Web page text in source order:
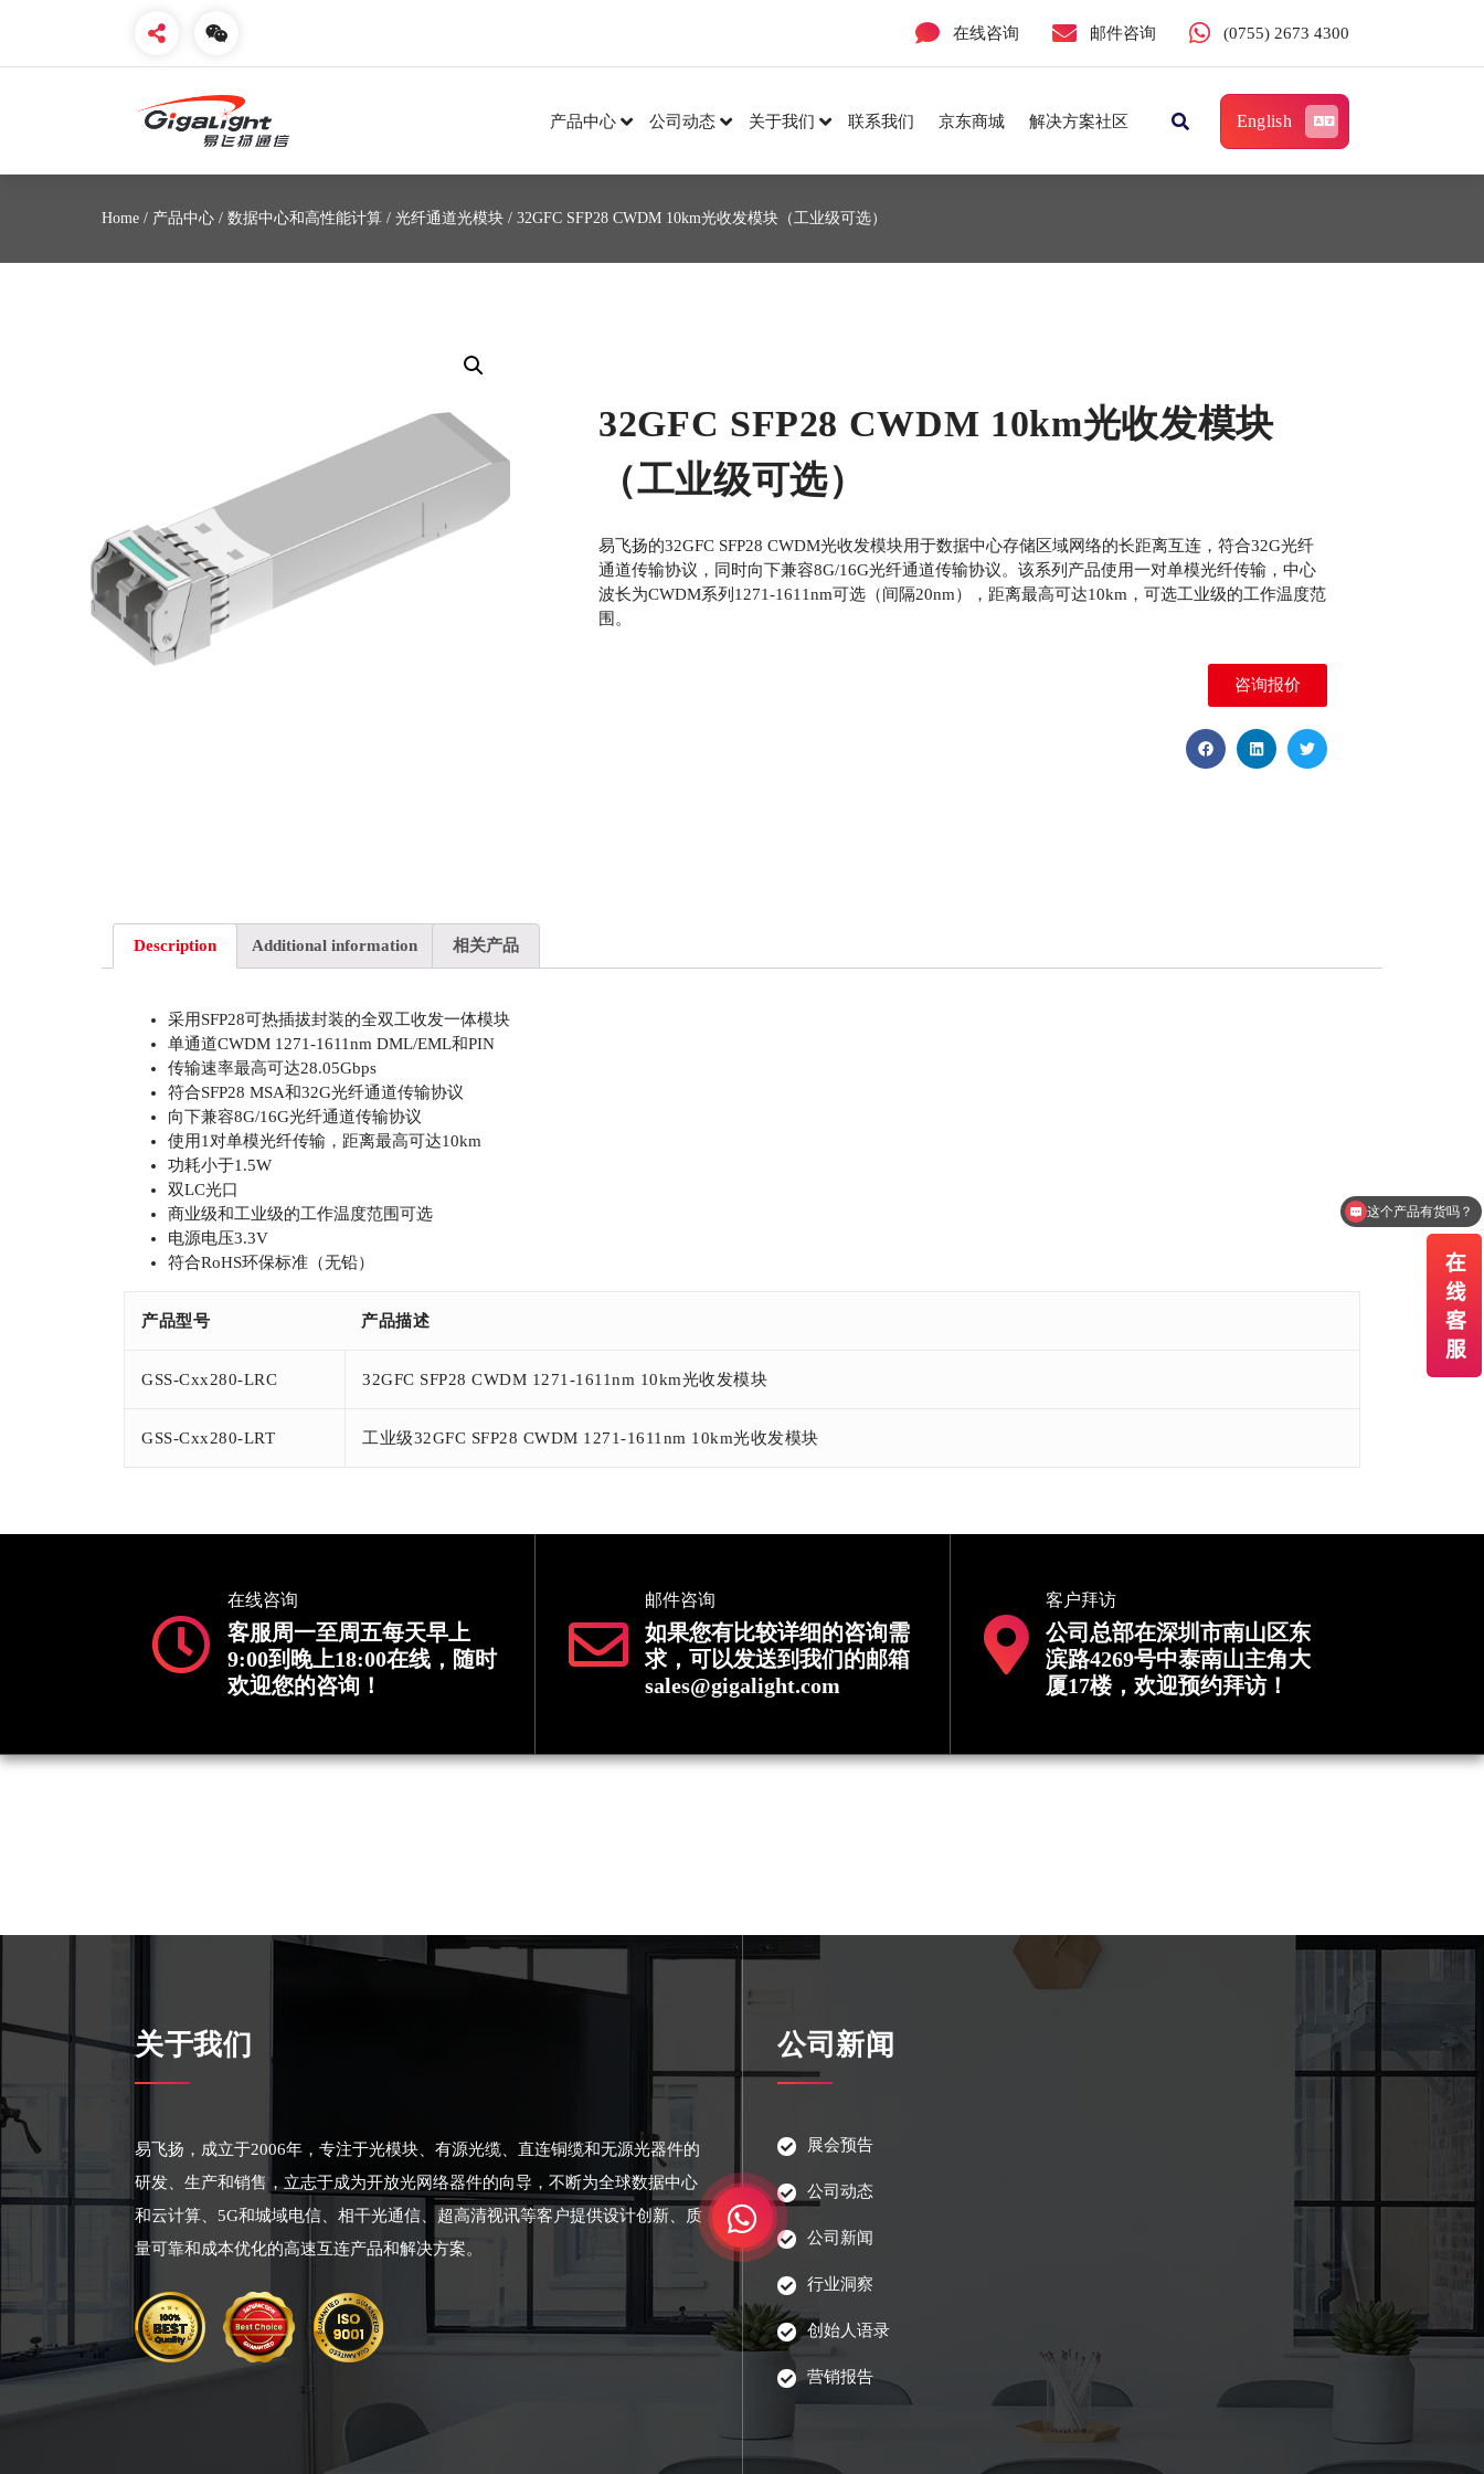
在线咨询 邮件咨询 (0755) 2673 4300
产品中心 公司动态 关于我们 联系我们 京东商城 解决方案社区 English
Home / 产品中心 / 数据中心和高性能计算 / 光纤通道光模块 / 32GFC SFP28 CWDM 10km光收发模块（工业级可选）
32GFC SFP28 CWDM 10km光收发模块
（工业级可选）
易飞扬的32GFC SFP28 CWDM光收发模块用于数据中心存储区域网络的长距离互连，符合32G光纤
通道传输协议，同时向下兼容8G/16G光纤通道传输协议。该系列产品使用一对单模光纤传输，中心
波长为CWDM系列1271-1611nm可选（间隔20nm），距离最高可达10km，可选工业级的工作温度范
围。
咨询报价
Description Additional information 相关产品
采用SFP28可热插拔封装的全双工收发一体模块
单通道CWDM 1271-1611nm DML/EML和PIN
传输速率最高可达28.05Gbps
符合SFP28 MSA和32G光纤通道传输协议
向下兼容8G/16G光纤通道传输协议
使用1对单模光纤传输，距离最高可达10km
功耗小于1.5W
双LC光口
商业级和工业级的工作温度范围可选
电源电压3.3V
符合RoHS环保标准（无铅）
产品型号 产品描述
GSS-Cxx280-LRC 32GFC SFP28 CWDM 1271-1611nm 10km光收发模块
GSS-Cxx280-LRT 工业级32GFC SFP28 CWDM 1271-1611nm 10km光收发模块
在线咨询
客服周一至周五每天早上
9:00到晚上18:00在线，随时
欢迎您的咨询！
邮件咨询
如果您有比较详细的咨询需
求，可以发送到我们的邮箱
sales@gigalight.com
客户拜访
公司总部在深圳市南山区东
滨路4269号中泰南山主角大
厦17楼，欢迎预约拜访！
关于我们
易飞扬，成立于2006年，专注于光模块、有源光缆、直连铜缆和无源光器件的
研发、生产和销售，立志于成为开放光网络器件的向导，不断为全球数据中心
和云计算、5G和城域电信、相干光通信、超高清视讯等客户提供设计创新、质
量可靠和成本优化的高速互连产品和解决方案。
公司新闻
展会预告
公司动态
公司新闻
行业洞察
创始人语录
营销报告
这个产品有货吗？